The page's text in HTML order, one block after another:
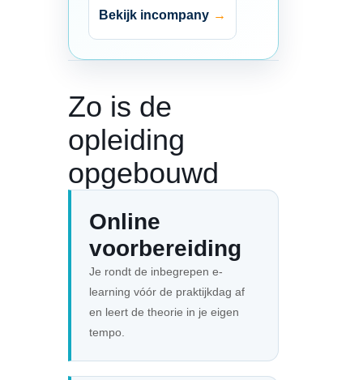
Bekijk incompany
Zo is de
opleiding
opgebouwd
Online
voorbereiding
Je rondt de inbegrepen e-
learning vóór de praktijkdag af
en leert de theorie in je eigen
tempo.